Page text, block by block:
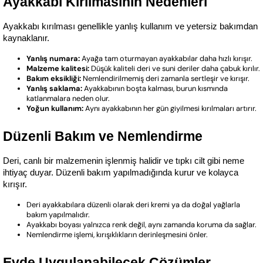
Ayakkabı kırılması genellikle yanlış kullanım ve yetersiz bakımdan
kaynaklanır.
Yanlış numara:Ayağa tam oturmayan ayakkabılar daha hızlı kırışır.
Malzeme kalitesi: Düşük kaliteli deri ve suni deriler daha çabuk kırılır.
Bakım eksikliği: Nemlendirilmemiş deri zamanla sertleşir ve kırışır.
Yanlış saklama:Ayakkabının boşta kalması, burun kısmında
katlanmalara neden olur.
Yoğun kullanım:Aynı ayakkabının her gün giyilmesi kırılmaları artırır.
Düzenli Bakım ve Nemlendirme
Deri, canlı bir malzemenin işlenmiş halidir ve tıpkı cilt gibi neme
ihtiyaç duyar. Düzenli bakım yapılmadığında kurur ve kolayca
kırışır.
Deri ayakkabılara düzenli olarak deri kremi ya da doğal yağlarla
bakım yapılmalıdır.
Ayakkabı boyası yalnızca renk değil, aynı zamanda koruma da sağlar.
Nemlendirme işlemi, kırışıklıkların derinleşmesini önler.